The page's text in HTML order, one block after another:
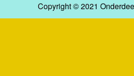
Copyright © 2021